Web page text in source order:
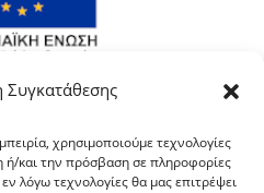
Συγκατάθεσης
χρησιμοποιούμε τεχνολογίες
και την πρόσβαση σε πληροφορίες
λόγω τεχνολογίες θα μας επιτρέψει